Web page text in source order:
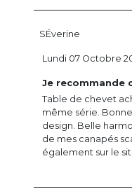
SÉverine
Je recommande
Table de chevet
même série.
design. Belle
de mes canapés
également sur le
Lundi 07 Octobre